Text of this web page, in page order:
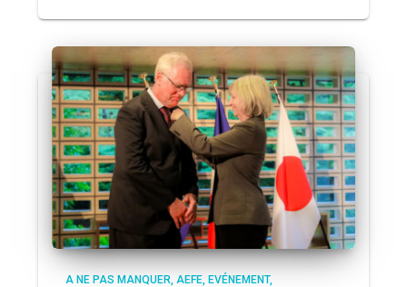
A NE PAS MANQUER AEFE EVÉNEMENT